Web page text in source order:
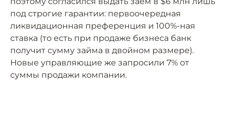
под строгие гарантии: первоочередная
ликвидационная преференция и 100%-ная
ставка (то есть при продаже бизнеса банк
получит сумму займа в двойном размере).
Новые управляющие же запросили 7% от
суммы продажи компании.